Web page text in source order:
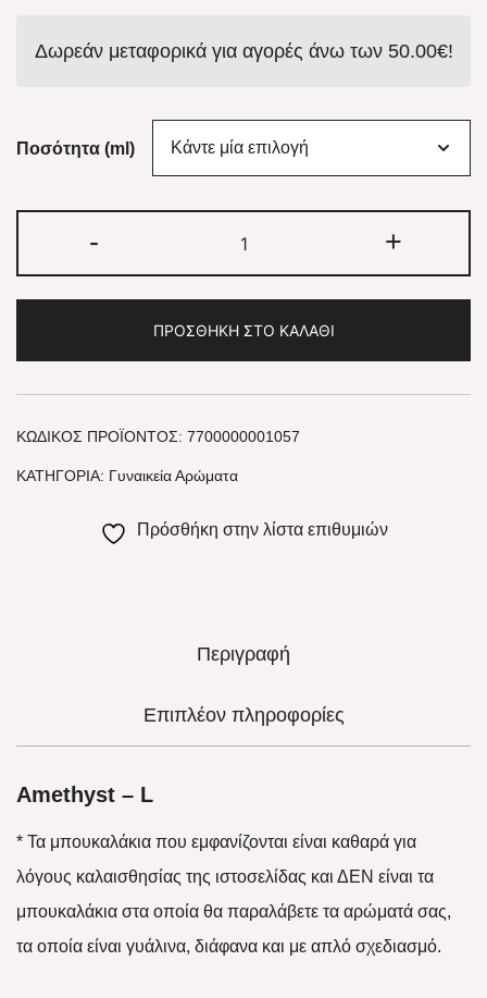
Δωρεάν μεταφορικά για αγορές άνω των 50.00€!
Ποσότητα (ml)
- +
ΠΡΟΣΘΉΚΗ ΣΤΟ ΚΑΛΆΘΙ
ΚΩΔΙΚΌΣ ΠΡΟΪΌΝΤΟΣ: 7700000001057
ΚΑΤΗΓΟΡΊΑ: Γυναικεία Αρώματα
Πρόσθήκη στην λίστα επιθυμιών
Περιγραφή
Επιπλέον πληροφορίες
Amethyst – L
* Τα μπουκαλάκια που εμφανίζονται είναι καθαρά για
λόγους καλαισθησίας της ιστοσελίδας και ΔΕΝ είναι τα
μπουκαλάκια στα οποία θα παραλάβετε τα αρώματά σας,
τα οποία είναι γυάλινα, διάφανα και με απλό σχεδιασμό.